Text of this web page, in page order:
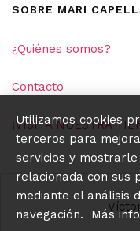
SOBRE MARI
¿Quiénes somos?
Contacto
¡VISITA NUESTRA
Utilizamos cookies
terceros para
servicios y mostrarle
relacionada con sus
mediante el análisis
navegación. Más